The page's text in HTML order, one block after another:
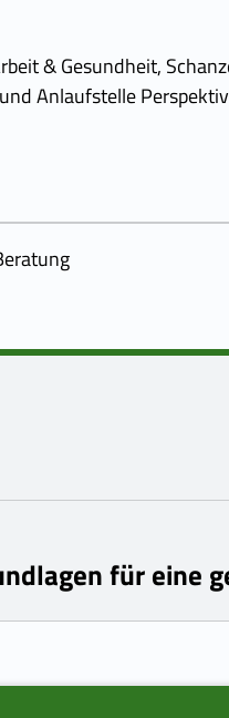
& Gesundheit,
Anlaufstelle
für eine